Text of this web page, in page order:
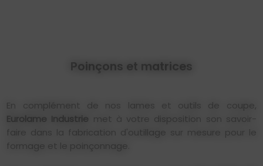
Poinçons et matrices
En complément de nos lames et outils de coupe,
Eurolame Industrie
met à votre disposition son savoir-
faire dans la fabrication d'outillage sur mesure pour le
formage et le poinçonnage.